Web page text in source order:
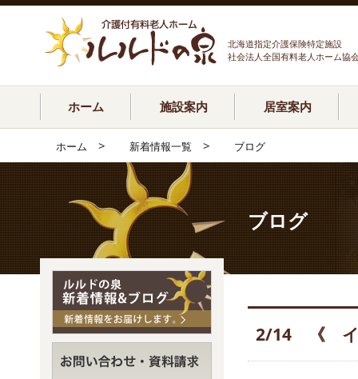
北海道指定介護保険特定施設
社会法人全国有料老人ホーム協
ホーム 施設案内 居室案内
ホーム > 新着情報一覧 > ブログ
ブログ
2/14 《 イ